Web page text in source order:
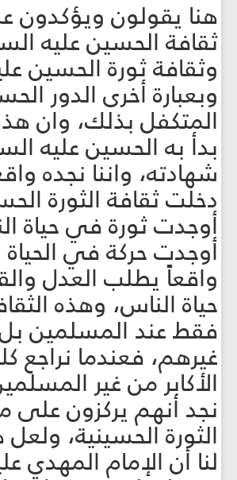
هنا يقولون ويؤكدون
ثقافة الحسين عليه
وثقافة ثورة الحسين
وبعبارة أخرى الدور
المتكفل بذلك، وان
بدأ به الحسين عليه
شهادته، واننا نجده
دخلت ثقافة الثورة
أوجدت ثورة في حياة
أوجدت حركة في
واقعاً يطلب العدل
حياة الناس، وهذه
فقط عند المسلمين
غيرهم، فعندما نراجع
الأكابر من غير
نجد أنهم يركزون على
الثورة الحسينية،
لنا أن الإمام المهدي